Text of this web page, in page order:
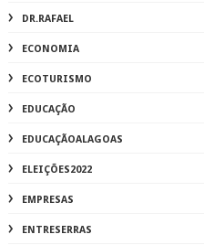
DR.RAFAEL
ECONOMIA
ECOTURISMO
EDUCAÇÃO
EDUCAÇÃOALAGOAS
ELEIÇÕES2022
EMPRESAS
ENTRESERRAS